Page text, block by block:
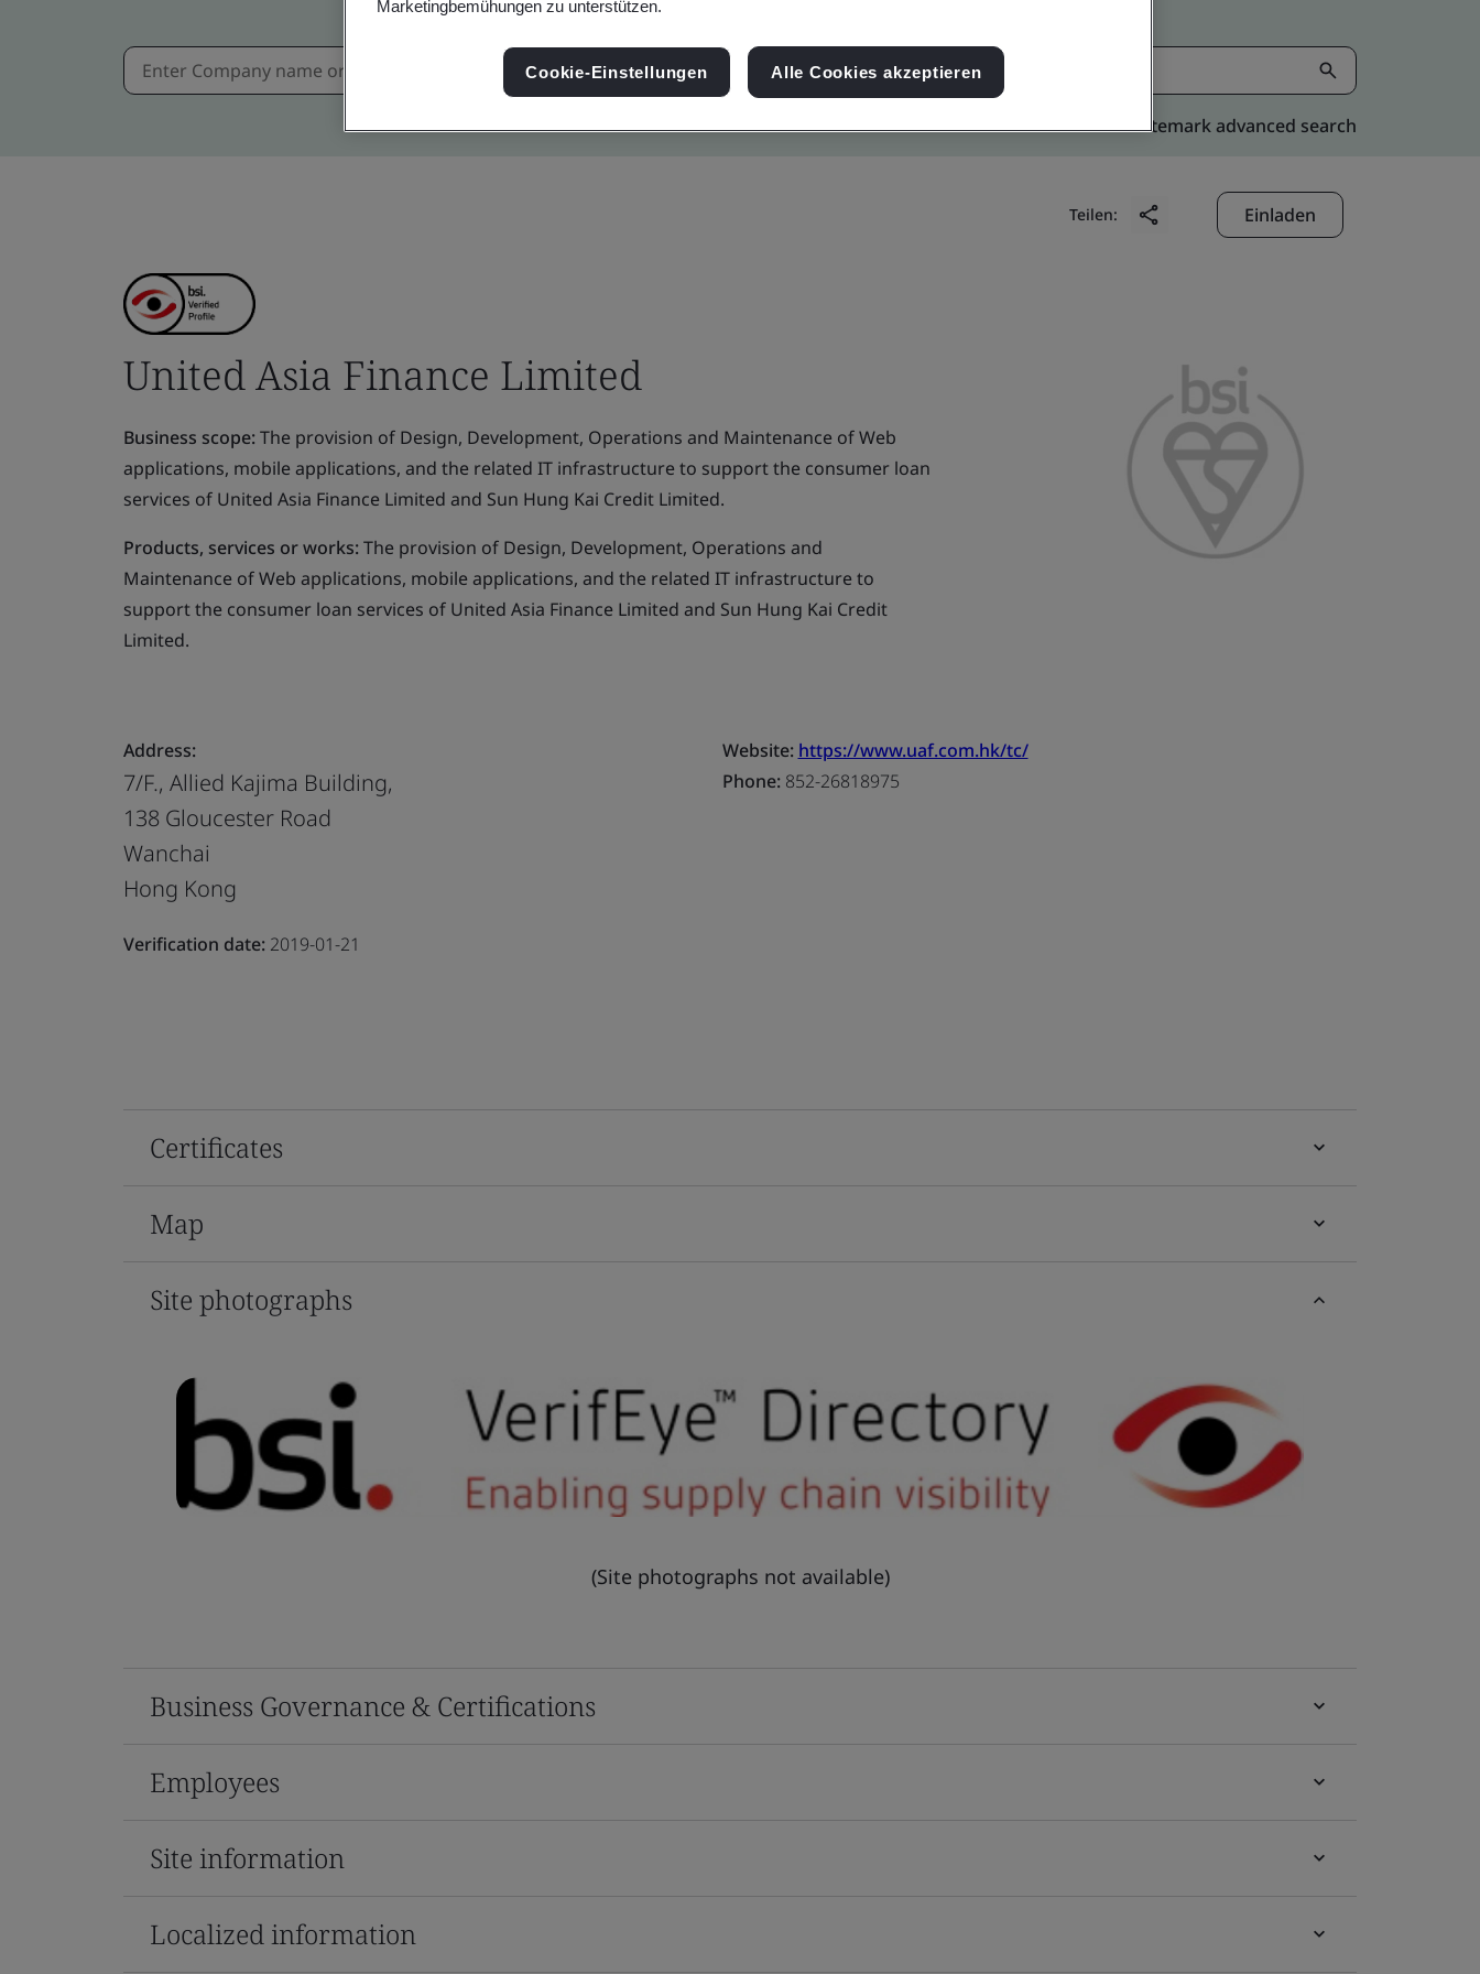
Kitemark advanced search
Teilen: Einladen
United Asia Finance Limited
Business scope:The provision of Design, Development, Operations and Maintenance of Web
applications, mobile applications, and the related IT infrastructure to support the consumer loan
services of United Asia Finance Limited and Sun Hung Kai Credit Limited.
Products, services or works:The provision of Design, Development, Operations and
Maintenance of Web applications, mobile applications, and the related IT infrastructure to
support the consumer loan services of United Asia Finance Limited and Sun Hung Kai Credit
Limited.
Address:
7/F., Allied Kajima Building,
138 Gloucester Road
Wanchai
Hong Kong
Verification date: 2019-01-21
Website: https://www.uaf.com.hk/tc/
Phone:852-26818975
Certificates
Map
Site photographs
(Site photographs not available)
Business Governance & Certifications
Employees
Site information
Localized information
Marketingbemühungen zu unterstützen.
Cookie-Einstellungen Alle Cookies akzeptieren